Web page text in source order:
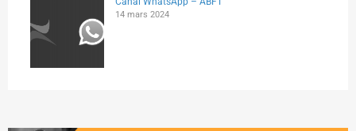
14 mars 2024